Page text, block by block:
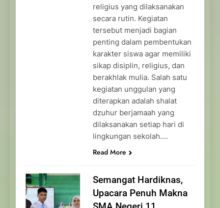
religius yang dilaksanakan
secara rutin. Kegiatan
tersebut menjadi bagian
penting dalam pembentukan
karakter siswa agar memiliki
sikap disiplin, religius, dan
berakhlak mulia. Salah satu
kegiatan unggulan yang
diterapkan adalah shalat
dzuhur berjamaah yang
dilaksanakan setiap hari di
lingkungan sekolah….
Read More
Semangat Hardiknas,
Upacara Penuh Makna